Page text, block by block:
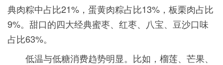
典肉粽中占比21%，蛋黄肉粽占比13%，板栗肉占比
9%。甜口的四大经典蜜枣、红枣、八宝、豆沙口味
占比63%。
低温与低糖消费趋势明显。比如，榴莲、芒果、